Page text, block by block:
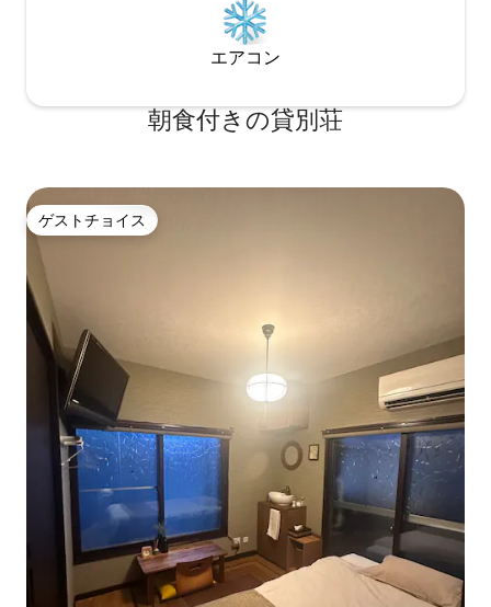
エアコン
朝食付きの貸別荘
ゲストチョイス
ゲストチョイス